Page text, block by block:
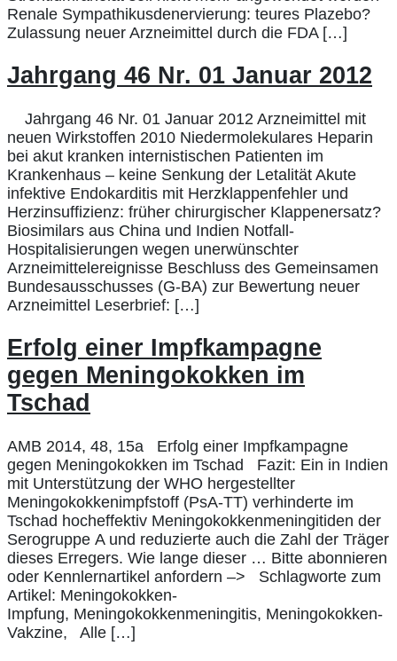
Renale Sympathikusdenervierung: teures Plazebo?
Zulassung neuer Arzneimittel durch die FDA […]
Jahrgang 46 Nr. 01 Januar 2012
Jahrgang 46 Nr. 01 Januar 2012 Arzneimittel mit
neuen Wirkstoffen 2010 Niedermolekulares Heparin
bei akut kranken internistischen Patienten im
Krankenhaus – keine Senkung der Letalität Akute
infektive Endokarditis mit Herzklappenfehler und
Herzinsuffizienz: früher chirurgischer Klappenersatz?
Biosimilars aus China und Indien Notfall-
Hospitalisierungen wegen unerwünschter
Arzneimittelereignisse Beschluss des Gemeinsamen
Bundesausschusses (G-BA) zur Bewertung neuer
Arzneimittel Leserbrief: […]
Erfolg einer Impfkampagne
gegen Meningokokken im
Tschad
AMB 2014, 48, 15a Erfolg einer Impfkampagne
gegen Meningokokken im Tschad Fazit: Ein in Indien
mit Unterstützung der WHO hergestellter
Meningokokkenimpfstoff (PsA-TT) verhinderte im
Tschad hocheffektiv Meningokokkenmeningitiden der
Serogruppe A und reduzierte auch die Zahl der Träger
dieses Erregers. Wie lange dieser … Bitte abonnieren
oder Kennlernartikel anfordern –> Schlagworte zum
Artikel: Meningokokken-
Impfung, Meningokokkenmeningitis, Meningokokken-
Vakzine, Alle […]